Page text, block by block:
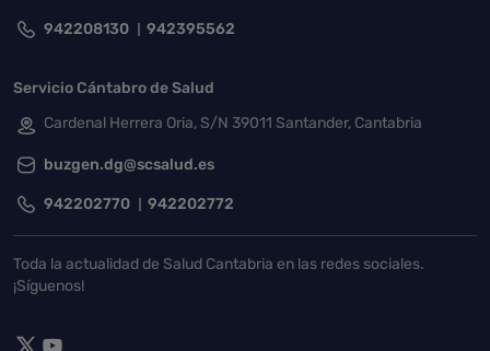
942208130 942395562
Servicio Cántabro de Salud
Cardenal Herrera Oria, S/N 39011 Santander, Cantabria
buzgen.dg@scsalud.es
942202770 942202772
Toda la actualidad de Salud Cantabria en las redes sociales.
¡Síguenos!